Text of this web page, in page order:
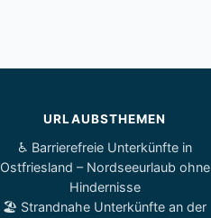
URLAUBSTHEMEN
♿ Barrierefreie Unterkünfte in
Ostfriesland – Nordseeurlaub ohne
Hindernisse
🏖️ Strandnahe Unterkünfte an der